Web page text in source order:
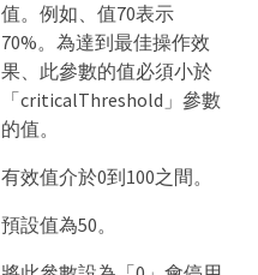
值。例如、值70表示
70%。為達到最佳操作效
果、此參數的值必須小於
「criticalThreshold」參數
的值。
有效值介於0到100之間。
預設值為50。